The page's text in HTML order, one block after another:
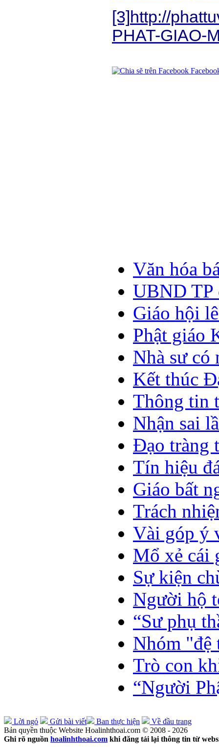
[3] http://
PHAT-GIAO-
Văn hóa
UBND TP
Giáo hội
Phật giáo
Nhà sư có
Kết thúc
Thông tin
Nhận sai
Đạo tràng
Tín hiệu
Giáo bất
Trách
Vài góp ý
Mổ xẻ cái
Sự kiện
Người hộ
“Sư phụ
Nhóm "đệ
Trò con
“Người
Lời ngỏ Gửi bài viết Ban thực hiện
Về đầu trang
Bản quyền thuộc Website Hoalinhthoai.com © 2008 - 2026
Ghi rõ nguồn hoalinhthoai.com khi đăng tải lại thông tin từ